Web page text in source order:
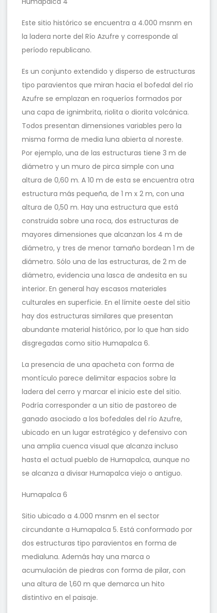
Este sitio histórico se encuentra a 4.000 msnm en
la ladera norte del Río Azufre y corresponde al
período republicano.
Es un conjunto extendido y disperso de estructuras
tipo paravientos que miran hacia el bofedal del río
Azufre se emplazan en roqueríos formados por
una capa de ignimbrita, riolita o diorita volcánica.
Todos presentan dimensiones variables pero la
misma forma de media luna abierta al noreste.
Por ejemplo, una de las estructuras tiene 3 m de
diámetro y un muro de pirca simple con una
altura de 0,60 m. A 10 m de esta se encuentra otra
estructura más pequeña, de 1 m x 2 m, con una
altura de 0,50 m. Hay una estructura que está
construida sobre una roca, dos estructuras de
mayores dimensiones que alcanzan los 4 m de
diámetro, y tres de menor tamaño bordean 1 m de
diámetro. Sólo una de las estructuras, de 2 m de
diámetro, evidencia una lasca de andesita en su
interior. En general hay escasos materiales
culturales en superficie. En el límite oeste del sitio
hay dos estructuras similares que presentan
abundante material histórico, por lo que han sido
disgregadas como sitio Humapalca 6.
La presencia de una apacheta con forma de
montículo parece delimitar espacios sobre la
ladera del cerro y marcar el inicio este del sitio.
Podría corresponder a un sitio de pastoreo de
ganado asociado a los bofedales del río Azufre,
ubicado en un lugar estratégico y defensivo con
una amplia cuenca visual que alcanza incluso
hasta el actual pueblo de Humapalca, aunque no
se alcanza a divisar Humapalca viejo o antiguo.
Humapalca 6
Sitio ubicado a 4.000 msnm en el sector
circundante a Humapalca 5. Está conformado por
dos estructuras tipo paravientos en forma de
medialuna. Además hay una marca o
acumulación de piedras con forma de pilar, con
una altura de 1,60 m que demarca un hito
distintivo en el paisaje.